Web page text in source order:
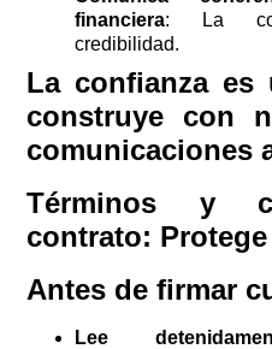
financiera: La
credibilidad.
La confianza es
construye con
comunicaciones
Términos y
contrato:
Antes de firmar
Lee